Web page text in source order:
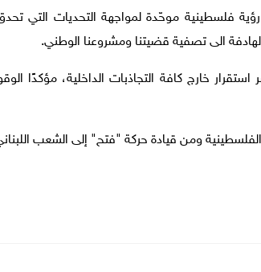
فلسطينية موحّدة لمواجهة التحديات التي
الى تصفية قضيتنا ومشروعنا الوطني.
خارج كافة التجاذبات الداخلية، مؤكدًا
ومن قيادة حركة "فتح" إلى الشعب